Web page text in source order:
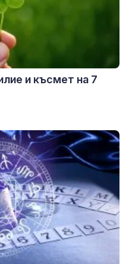
и късмет на 7